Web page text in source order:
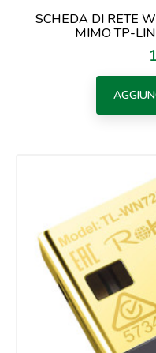
SCHEDA DI RETE
MIMO TP-